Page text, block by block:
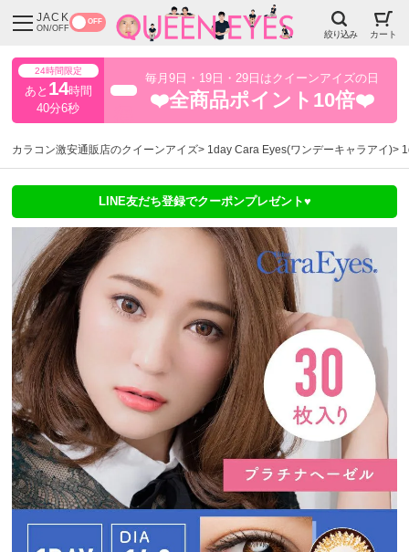
JACK
ON/OFF
OFF
絞り込み カート
24時間限定
あと 14時間
40分6秒
毎月9日・19日・29日はクイーンアイズの日
❤️全商品ポイント10倍❤️
カラコン激安通販店のクイーンアイズ 1day Cara Eyes(ワンデーキャラアイ)
LINE友だち登録でクーポンプレゼント♥